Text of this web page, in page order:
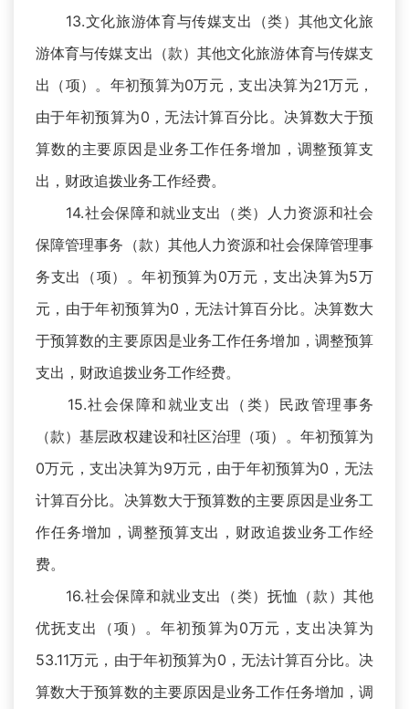
13.文化旅游体育与传媒支出（类）其他文化旅
游体育与传媒支出（款）其他文化旅游体育与传媒支
出（项）。年初预算为0万元，支出决算为21万元，
由于年初预算为0，无法计算百分比。决算数大于预
算数的主要原因是业务工作任务增加，调整预算支
出，财政追拨业务工作经费。
14.社会保障和就业支出（类）人力资源和社会
保障管理事务（款）其他人力资源和社会保障管理事
务支出（项）。年初预算为0万元，支出决算为5万
元，由于年初预算为0，无法计算百分比。决算数大
于预算数的主要原因是业务工作任务增加，调整预算
支出，财政追拨业务工作经费。
15.社会保障和就业支出（类）民政管理事务
（款）基层政权建设和社区治理（项）。年初预算为
0万元，支出决算为9万元，由于年初预算为0，无法
计算百分比。决算数大于预算数的主要原因是业务工
作任务增加，调整预算支出，财政追拨业务工作经
费。
16.社会保障和就业支出（类）抚恤（款）其他
优抚支出（项）。年初预算为0万元，支出决算为
53.11万元，由于年初预算为0，无法计算百分比。决
算数大于预算数的主要原因是业务工作任务增加，调